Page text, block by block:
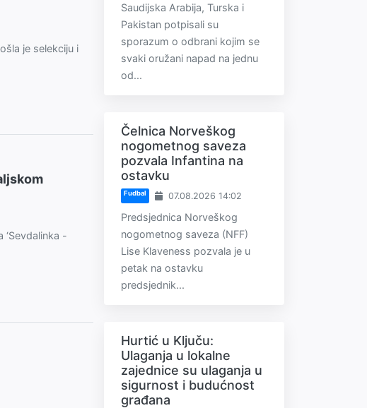
je selekciju i
‘Sevdalinka -
Saudijska Arabija, Turska i
Pakistan potpisali su
sporazum o odbrani kojim se
svaki oružani napad na jednu
od...
Čelnica Norveškog
nogometnog saveza
pozvala Infantina na
ostavku
Fudbal 07.08.2026 14:02
Predsjednica Norveškog
nogometnog saveza (NFF)
Lise Klaveness pozvala je u
petak na ostavku
predsjednik...
Hurtić u Ključu:
Ulaganja u lokalne
zajednice su ulaganja u
sigurnost i budućnost
građana